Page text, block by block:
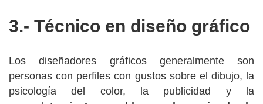
3.- Técnico en diseño gráfico
Los diseñadores gráficos generalmente son
personas con perfiles con gustos sobre el dibujo, la
psicología del color, la publicidad y la